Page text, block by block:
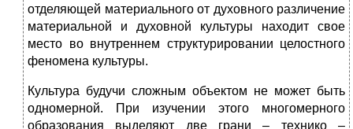
отделяющей материального от духовного различение
материальной и духовной культуры находит свое
место во внутреннем структурировании целостного
феномена культуры.
Культура будучи сложным объектом не может быть
одномерной. При изучении этого многомерного
образования выделяют две грани – технико –